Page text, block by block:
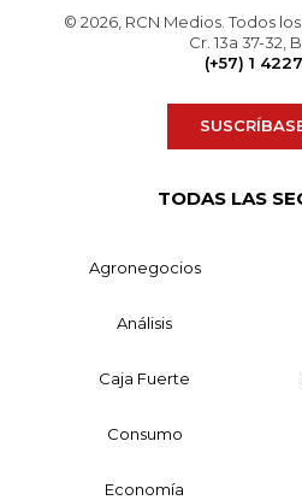
© 2026, RCN Medios. Todos
Cr. 13a 37-32,
(+57) 1
TODAS LAS
Agronegocios
Análisis
Caja Fuerte
Consumo
Economía